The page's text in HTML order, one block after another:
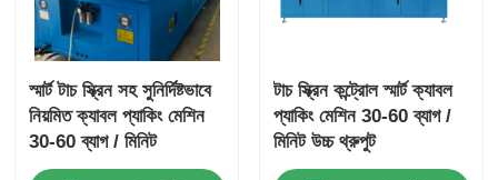
স্মার্ট টাচ স্ক্রিন সহ সুনির্দিষ্টভাবে
নিয়মিত ক্যাবল প্যাকিং মেশিন
30-60 ব্যাগ / মিনিট
টাচ স্ক্রিন কন্ট্রোল স্মার্ট ক্যাবল
প্যাকিং মেশিন 30-60 ব্যাগ /
মিনিট উচ্চ থ্রুপুট